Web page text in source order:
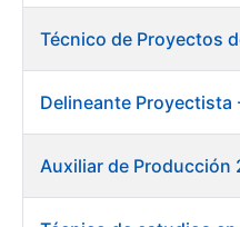
Técnico de Proyectos
Auxiliar de Producción